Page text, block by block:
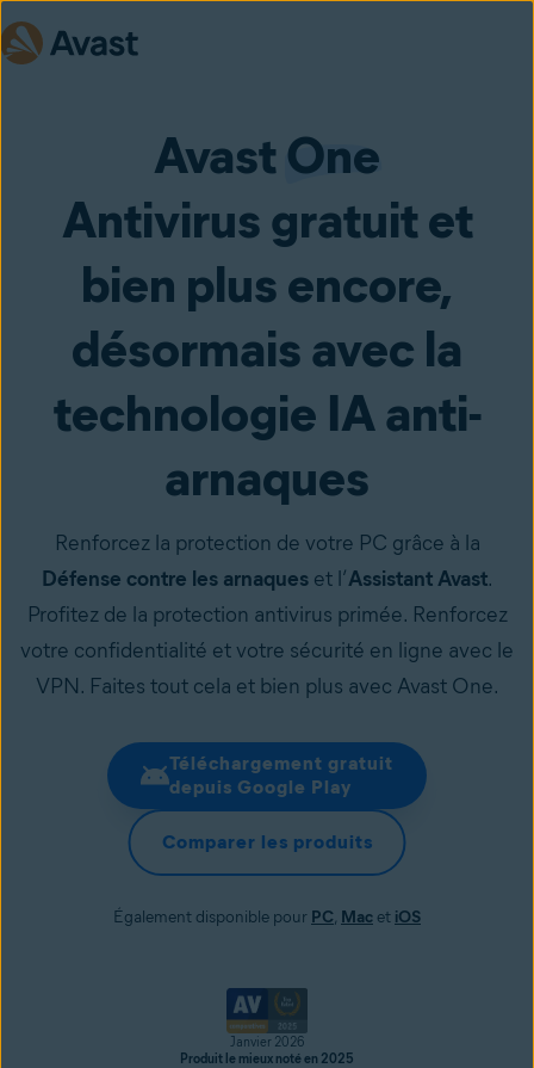
AvastOne
Antivirus gratuit et
bien plus encore,
désormais avec la
technologie IA anti-
arnaques
Renforcez la protection de votre PC grâce à la
Défense contre les arnaqueset l’Assistant Avast.
Profitez de la protection antivirus primée. Renforcez
votre confidentialité et votre sécurité en ligne avec le
VPN. Faites tout cela et bien plus avec Avast One.
Téléchargement gratuit
depuis Google Play
Comparer les produits
Également disponible pour PC, Mac et iOS
Janvier 2026
Produit le mieux noté en 2025